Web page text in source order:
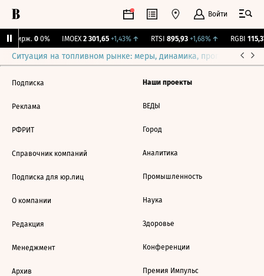
Войти
Бирж. 0 0% IMOEX 2 301,65 +1,43%↑ RTSI 895,93 +1,68%↑ RGBI 115,37
Ситуация на топливном рынке: меры, динамика, прогнозы
Подписка
Реклама
РФРИТ
Справочник компаний
Подписка для юр.лиц
О компании
Редакция
Менеджмент
Архив
Наши проекты
ВЕДЫ
Город
Аналитика
Промышленность
Наука
Здоровье
Конференции
Премия Импульс